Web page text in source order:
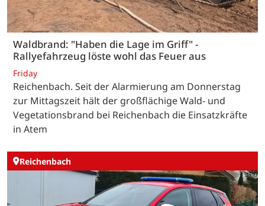
Waldbrand: "Haben die Lage im Griff" -
Rallyefahrzeug löste wohl das Feuer aus
Friday
Reichenbach. Seit der Alarmierung am Donnerstag
zur Mittagszeit hält der großflächige Wald- und
Vegetationsbrand bei Reichenbach die Einsatzkräfte
in Atem
Reichenbach